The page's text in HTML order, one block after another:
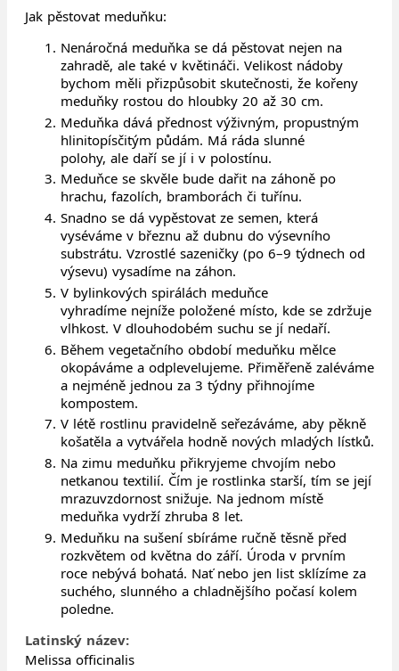
Jak pěstovat meduňku:
Nenáročná meduňka se dá pěstovat nejen na
zahradě, ale také v květináči. Velikost nádoby
bychom měli přizpůsobit skutečnosti, že kořeny
meduňky rostou do hloubky 20 až 30 cm.
Meduňka dává přednost výživným, propustným
hlinitopísčitým půdám. Má ráda slunné
polohy, ale daří se jí i v polostínu.
Meduňce se skvěle bude dařit na záhoně po
hrachu, fazolích, bramborách či tuřínu.
Snadno se dá vypěstovat ze semen, která
vyséváme v březnu až dubnu do výsevního
substrátu. Vzrostlé sazeničky (po 6–9 týdnech od
výsevu) vysadíme na záhon.
V bylinkových spirálách meduňce
vyhradíme nejníže položené místo, kde se zdržuje
vlhkost. V dlouhodobém suchu se jí nedaří.
Během vegetačního období meduňku mělce
okopáváme a odplevelujeme. Přiměřeně zaléváme
a nejméně jednou za 3 týdny přihnojíme
kompostem.
V létě rostlinu pravidelně seřezáváme, aby pěkně
košatěla a vytvářela hodně nových mladých lístků.
Na zimu meduňku přikryjeme chvojím nebo
netkanou textilií. Čím je rostlinka starší, tím se její
mrazuvzdornost snižuje. Na jednom místě
meduňka vydrží zhruba 8 let.
Meduňku na sušení sbíráme ručně těsně před
rozkvětem od května do září. Úroda v prvním
roce nebývá bohatá. Nať nebo jen list sklízíme za
suchého, slunného a chladnějšího počasí kolem
poledne.
Latinský název:
Melissa officinalis